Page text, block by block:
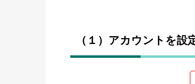
（１）アカウントを設